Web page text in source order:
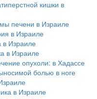
кишки в
печени в Израиле
в Израиле
в Израиле
в Израиле
опухоли: в Хадассе
болью в ноге
в Израиле